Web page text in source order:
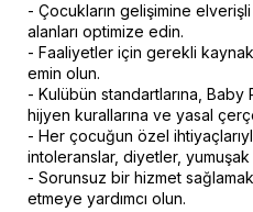
- Çocukların gelişimine
alanları optimize edin.
- Faaliyetler için gerekli
emin olun.
- Kulübün standartlarına,
hijyen kurallarına ve yasal
- Her çocuğun özel
intoleranslar, diyetler,
- Sorunsuz bir hizmet
etmeye yardımcı olun.